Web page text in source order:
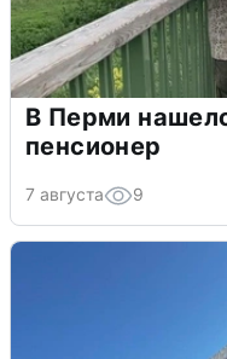
В Перми
пенсионер
7 августа 9